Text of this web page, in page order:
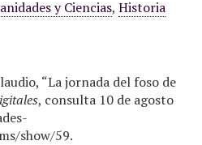
y Ciencias, Historia
“La jornada del foso de
, consulta 10 de agosto
show/59.